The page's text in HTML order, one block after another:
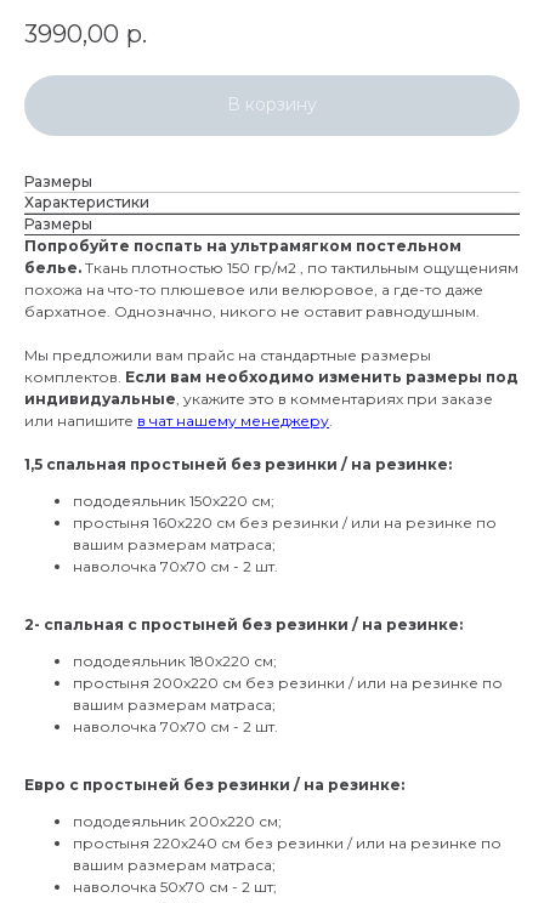
3990,00 р.
В корзину
Размеры
Характеристики
Размеры
Попробуйте поспать на ультрамягком постельном
белье. Ткань плотностью 150 гр/м2 , по тактильным ощущениям
похожа на что-то плюшевое или велюровое, а где-то даже
бархатное. Однозначно, никого не оставит равнодушным.
Мы предложили вам прайс на стандартные размеры
комплектов. Если вам необходимо изменить размеры под
индивидуальные , укажите это в комментариях при заказе
или напишите в чат нашему менеджеру
1,5 спальная простыней без резинки / на резинке:
пододеяльник 150х220 см;
простыня 160х220 см без резинки / или на резинке по
вашим размерам матраса;
наволочка 70х70 см - 2 шт.
2- спальная с простыней без резинки / на резинке:
пододеяльник 180х220 см;
простыня 200х220 см без резинки / или на резинке по
вашим размерам матраса;
наволочка 70х70 см - 2 шт.
Евро с простыней без резинки / на резинке:
пододеяльник 200х220 см;
простыня 220х240 см без резинки / или на резинке по
вашим размерам матраса;
наволочка 50х70 см - 2 шт;